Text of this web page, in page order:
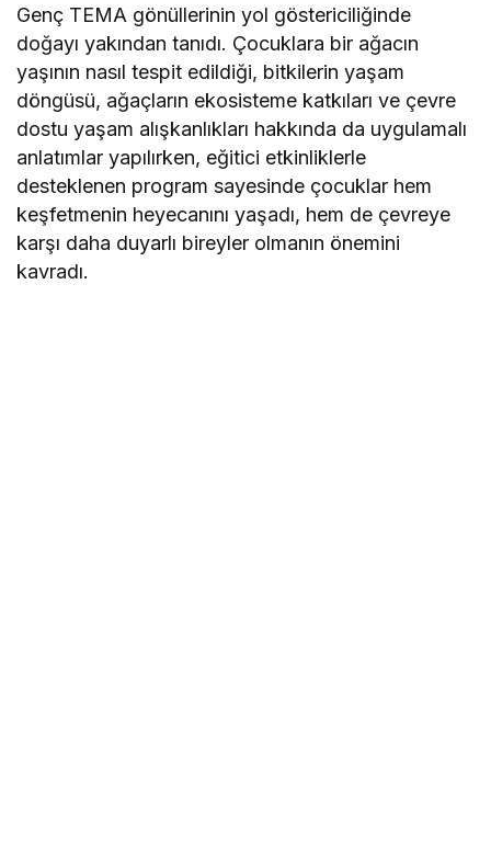
Genç TEMA gönüllerinin yol göstericiliğinde
doğayı yakından tanıdı. Çocuklara bir ağacın
yaşının nasıl tespit edildiği, bitkilerin yaşam
döngüsü, ağaçların ekosisteme katkıları ve çevre
dostu yaşam alışkanlıkları hakkında da uygulamalı
anlatımlar yapılırken, eğitici etkinliklerle
desteklenen program sayesinde çocuklar hem
keşfetmenin heyecanını yaşadı, hem de çevreye
karşı daha duyarlı bireyler olmanın önemini
kavradı.